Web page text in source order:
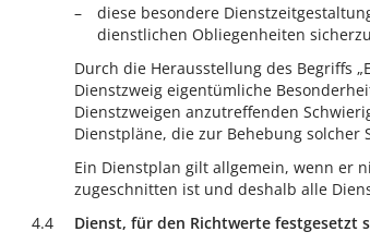
diese besondere
dienstlichen Obliegenheiten
Durch die Herausstellung des Begriffs
Dienstzweig eigentümliche
Dienstzweigen anzutreffenden
Dienstpläne, die zur Behebung solcher
Ein Dienstplan gilt allgemein, wenn er
zugeschnitten ist und deshalb alle
4.4
Dienst, für den Richtwerte festgesetzt